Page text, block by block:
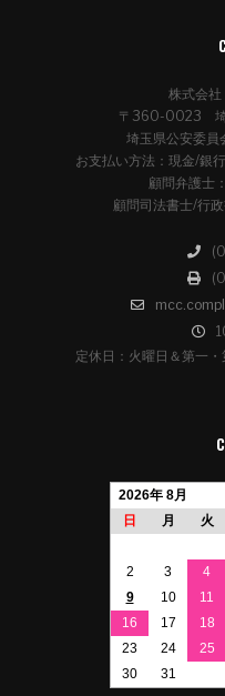
株式会社
〒360-0023 埼
埼玉県公安委
お支払い方法：現金/銀
顧問弁護士
顧問司法書士/行
定休日：火曜日＆第一
2026年 8月
日
月 火
2
3 4
9
10 11
16
17 18
23
24 25
30
31